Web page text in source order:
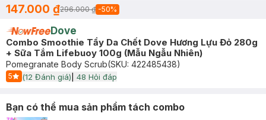
147.000 ₫296.000 ₫ -50%
Dove
Combo Smoothie Tẩy Da Chết Dove Hương Lựu Đỏ 280g
+ Sữa Tắm Lifebuoy 100g (Mẫu Ngẫu Nhiên)
Pomegranate Body Scrub(SKU: 422485438)
5
Start Icon
(12 Đánh giá) 48 Hỏi đáp
Bạn có thể mua sản phẩm tách combo